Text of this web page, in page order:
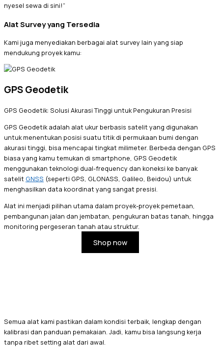
nyesel sewa di sini!”
Alat Survey yang Tersedia
Kami juga menyediakan berbagai alat survey lain yang siap
mendukung proyek kamu:
GPS Geodetik
GPS Geodetik: Solusi Akurasi Tinggi untuk Pengukuran Presisi
GPS Geodetik adalah alat ukur berbasis satelit yang digunakan
untuk menentukan posisi suatu titik di permukaan bumi dengan
akurasi tinggi, bisa mencapai tingkat milimeter. Berbeda dengan GPS
biasa yang kamu temukan di smartphone, GPS Geodetik
menggunakan teknologi dual-frequency dan koneksi ke banyak
satelit GNSS (seperti GPS, GLONASS, Galileo, Beidou) untuk
menghasilkan data koordinat yang sangat presisi.
Alat ini menjadi pilihan utama dalam proyek-proyek pemetaan,
pembangunan jalan dan jembatan, pengukuran batas tanah, hingga
monitoring pergeseran tanah atau struktur.
Shop now
Semua alat kami pastikan dalam kondisi terbaik, lengkap dengan
kalibrasi dan panduan pemakaian. Jadi, kamu bisa langsung kerja
tanpa ribet setting alat dari awal.